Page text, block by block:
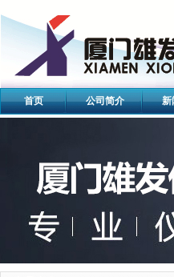
首页 公司简介 新